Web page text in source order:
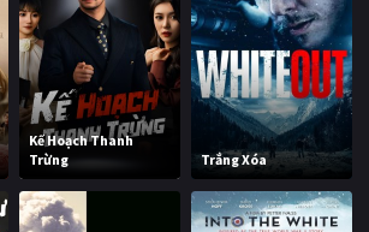
Kế Hoạch Thanh
Trừng
Trắng Xóa